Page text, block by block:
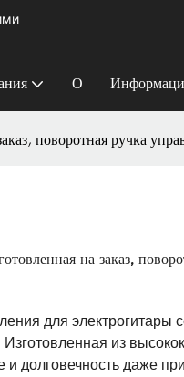
О
поворотная ручка
на заказ,
для электрогитары
из
долговечность даже